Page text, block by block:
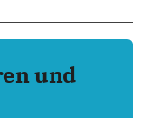
und